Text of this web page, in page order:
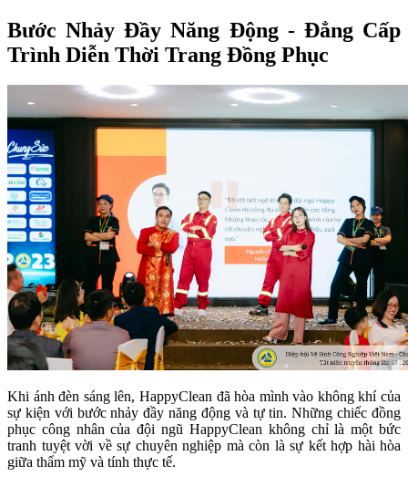
Bước Nhảy Đầy Năng Động - Đẳng Cấp
Trình Diễn Thời Trang Đồng Phục
Khi ánh đèn sáng lên, HappyClean đã hòa mình vào không khí của
sự kiện với bước nhảy đầy năng động và tự tin. Những chiếc đồng
phục công nhân của đội ngũ HappyClean không chỉ là một bức
tranh tuyệt vời về sự chuyên nghiệp mà còn là sự kết hợp hài hòa
giữa thẩm mỹ và tính thực tế.